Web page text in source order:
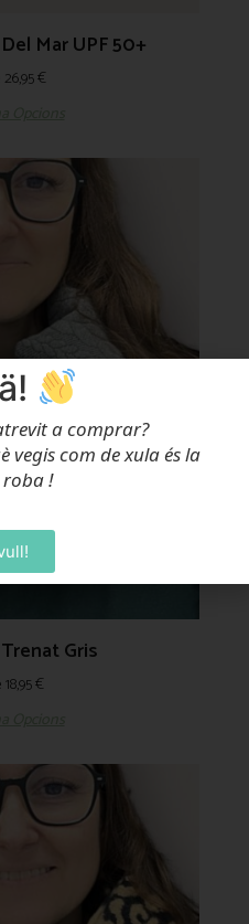
Mar UPF 50+
26,95€
Gris
18,95€
a comprar?
vegis com de xula és la
roba!